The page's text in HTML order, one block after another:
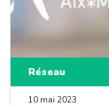
Réseau
10 mai 2023